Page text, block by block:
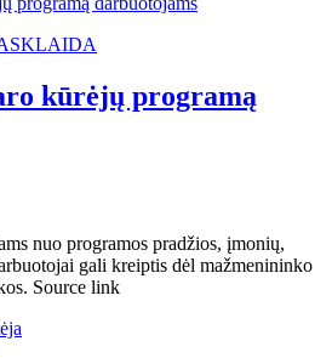
kūrėjų programą
nuo programos pradžios, įmonių,
gali kreiptis dėl mažmenininko
Source link